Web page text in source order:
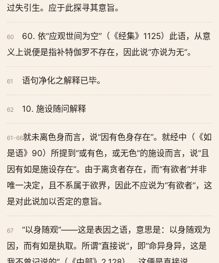
过失引生。应于此探寻其意旨。
60
60. 依“应观世间为空”（《经集》1125）此语，从意
义上说便是指补特伽罗不存在，因此说“亦说为无”。
61 语句净化之解释已毕。
62 10. 施设随问解释
61-66就未离色身而言，说“因有色身存在”。就经中（《如
是语》90）所提到“或有色，或无色”的施设而言，说“且
因有如是施设存在”。由于离贪者存在，而“有欲者”并非
唯一决定，且不系属于欲界，因此不应说为“有欲者”，这
是对此说加以否定的意旨。
67
“以身随观”——这是表因之语，意思是：以身随观为
因，而有如是执取。所谓“直接说”，即“命异身异，这是